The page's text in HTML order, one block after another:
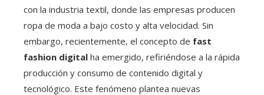
con la industria textil, donde las empresas producen
ropa de moda a bajo costo y alta velocidad. Sin
embargo, recientemente, el concepto de fast
fashion digital ha emergido, refiriéndose a la rápida
producción y consumo de contenido digital y
tecnológico. Este fenómeno plantea nuevas